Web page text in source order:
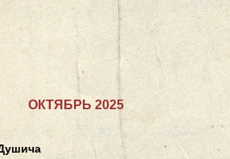
ОКТЯБРЬ 2025